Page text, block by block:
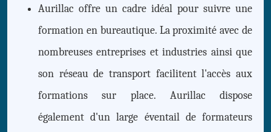
Aurillac offre un cadre idéal pour suivre une
formation en bureautique. La proximité avec de
nombreuses entreprises et industries ainsi que
son réseau de transport facilitent l'accès aux
formations sur place. Aurillac dispose
également d'un large éventail de formateurs